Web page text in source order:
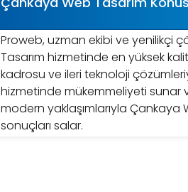
Proweb, uzman ekibi ve yenilikçi
Tasarım hizmetinde en yüksek
kadrosu ve ileri teknoloji
hizmetinde mükemmeliyeti sunar
modern yaklaşımlarıyla Çankaya
sonuçları salar.